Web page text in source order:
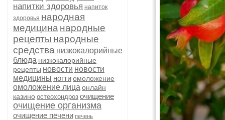
напитки здоровья напиток
здоровья народная
медицина народные
рецепты народные
средства низкокалорийные
блюда низкокалорийные
рецепты новости новости
медицины ногтиомоложение
омоложение лица онлайн
казино остеохондроз очищение
очищение организма
очищение печени печень